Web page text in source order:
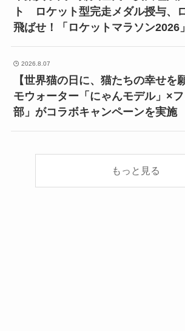
ト ロケット型完走メダル授与、
飛ばせ！「ロケットマラソン2026
2026.8.07
【世界猫の日に、猫たちの幸せを
モウォーター「にゃんモデル」×
部」がコラボキャンペーンを実施
もっと見る